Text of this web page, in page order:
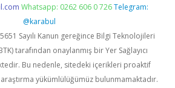
Whatsapp: 0262 606 0 726 Telegram:
@karabul
Sayılı Kanun gereğince Bilgi Teknolojileri
tarafından onaylanmış bir Yer Sağlayıcı
Bu nedenle, sitedeki içerikleri proaktif
yükümlülüğümüz bulunmamaktadır.